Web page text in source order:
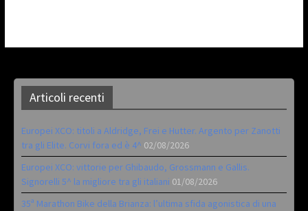
Articoli recenti
Europei XCO: titoli a Aldridge, Frei e Hutter. Argento per Zanotti
tra gli Elite. Corvi fora ed è 4^ 02/08/2026
Europei XCO: vittorie per Ghibaudo, Grossmann e Gallis.
Signorelli 5^ la migliore tra gli italiani 01/08/2026
35ª Marathon Bike della Brianza: l’ultima sfida agonistica di una